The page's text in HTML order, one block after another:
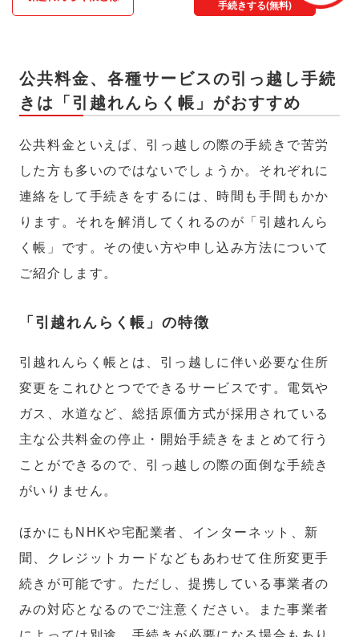
手続きする(無料)
公共料金、各種サービスの引っ越し手続
きは「引越れんらく帳」がおすすめ
公共料金といえば、引っ越しの際の手続きで苦労
した方も多いのではないでしょうか。それぞれに
連絡をして手続きをするには、時間も手間もかか
ります。それを解消してくれるのが「引越れんら
く帳」です。その使い方や申し込み方法について
ご紹介します。
「引越れんらく帳」の特徴
引越れんらく帳とは、引っ越しに伴い必要な住所
変更をこれひとつでできるサービスです。電気や
ガス、水道など、総括原価方式が採用されている
主な公共料金の停止・開始手続きをまとめて行う
ことができるので、引っ越しの際の面倒な手続き
がいりません。
ほかにもNHKや宅配業者、インターネット、新
聞、クレジットカードなどもあわせて住所変更手
続きが可能です。ただし、提携している事業者の
みの対応となるのでご注意ください。また事業者